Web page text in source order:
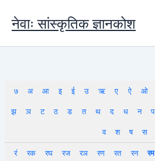
content
नेवाः सांस्कृतिक ज्ञानकोश
७ अ आ इ ई उ ऋ ए ऐ ओ
झ
ञ ट ठ ड त थ द ध न प
व
श ष स
रं
रक रघ रज रञ रण रत रन रम